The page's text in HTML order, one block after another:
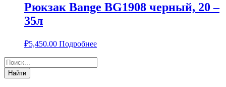
Рюкзак Bange BG1908 черный, 20 –
35л
₽5,450.00 Подробнее